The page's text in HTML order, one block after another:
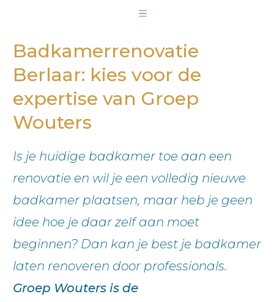
Badkamerrenovatie
Berlaar: kies voor de
expertise van Groep
Wouters
Is je huidige badkamer toe aan een
renovatie en wil je een volledig nieuwe
badkamer plaatsen, maar heb je geen
idee hoe je daar zelf aan moet
beginnen? Dan kan je best je badkamer
laten renoveren door professionals.
Groep Wouters is de